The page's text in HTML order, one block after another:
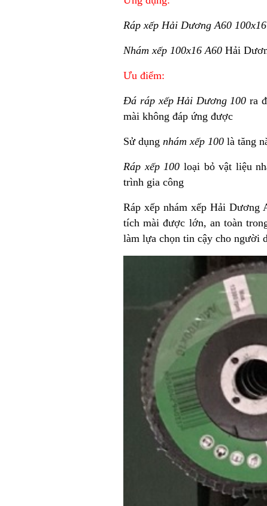
Ráp xếp Hải Dương A60 100x16
Nhám xếp 100x16 A60 Hải
Ưu điểm:
Đá ráp xếp Hải Dương 100 ra
mài không đáp ứng được
Sử dụngnhám xếp 100 là tăng
Ráp xếp 100 loại bỏ vật liệu
trình gia công
Ráp xếp nhám xếp Hải Dương
tích mài được lớn, an toàn
làm lựa chọn tin cậy cho người